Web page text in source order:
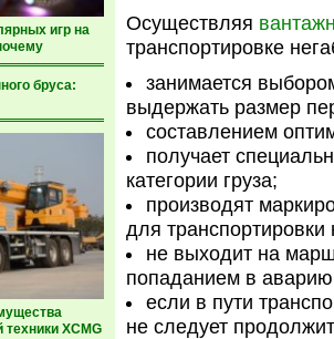
игр на
бруса:
XCMG
Осуществляя
транспортировке
занимается
выдержать размер
составлением
получает
категории груза;
производят
для транспортировки
не выходит на
попаданием в
если в пути
не следует